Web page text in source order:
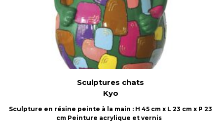
Sculptures chats
Kyo
Sculpture en résine peinte à la main : H 45 cm x L 23 cm x P 23
cm Peinture acrylique et vernis